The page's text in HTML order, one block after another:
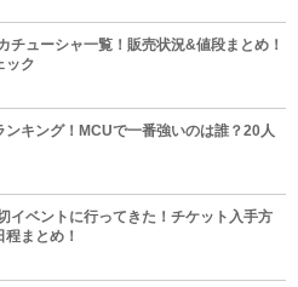
チューシャ一覧！販売状況&値段まとめ！
ック
ンキング！MCUで一番強いのは誰？20人
イベントに行ってきた！チケット入手方
まとめ！